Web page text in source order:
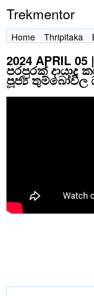
Trekmentor
Home Thripitaka
2024 APRIL
පරපුරක් දායාද
පූජ්‍ය තුම්බෝවිල